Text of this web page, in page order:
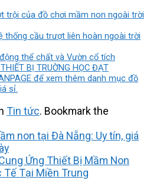
trội của đồ chơi mầm non ngoài trời
thống cầu trượt liên hoàn ngoài trời
thể chất và Vườn cổ tích
BỊ TRUỜNG HỌC ĐẠT
để xem thêm danh mục đồ
sỉ.
Tin tức. Bookmark the
non tại Đà Nẵng: Uy tín, giá
Ứng Thiết Bị Mầm Non
Tế Tại Miền Trung